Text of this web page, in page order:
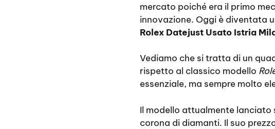
mercato poiché era il primo
innovazione. Oggi è diventata
Rolex Datejust Usato Istria
Vediamo che si tratta di un
rispetto al classico modello
essenziale, ma sempre molto
Il modello attualmente lanciato
corona di diamanti. Il suo